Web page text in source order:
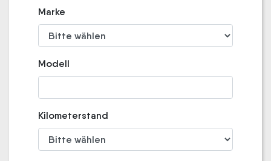
Marke
Modell
Kilometerstand